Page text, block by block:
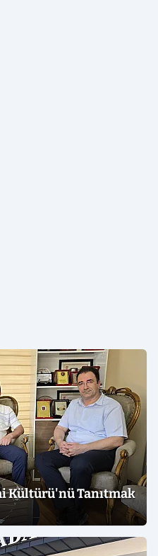
Kültürü'nü Tanıtmak